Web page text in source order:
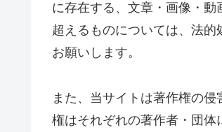
に存在する、文章・画像・
超えるものについては、法的
お願いします。
また、当サイトは著作権の
権はそれぞれの著作者・団